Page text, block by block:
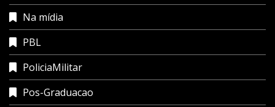
Na mídia
PBL
PoliciaMilitar
Pos-Graduacao